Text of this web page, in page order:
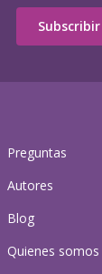
Preguntas
Autores
Blog
Quienes somos
Subscribir